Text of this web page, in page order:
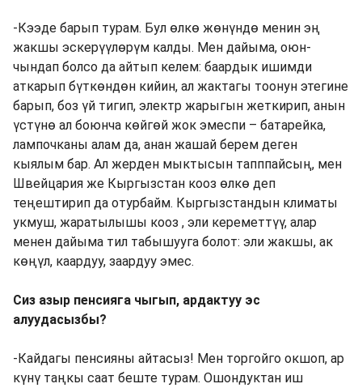
-Кээде барып турам. Бул өлкө жөнүндө менин эң
жакшы эскерүүлөрүм калды. Мен дайыма, оюн-
чындап болсо да айтып келем: баардык ишимди
аткарып бүткөндөн кийин, ал жактагы тоонун этегине
барып, боз үй тигип, электр жарыгын жеткирип, анын
үстүнө ал боюнча көйгөй жок эмеспи – батарейка,
лампочканы алам да, анан жашай берем деген
кыялым бар. Ал жерден мыктысын тапппайсың, мен
Швейцария же Кыргызстан кооз өлкө деп
теңештирип да отурбайм. Кыргызстандын климаты
укмуш, жаратылышы кооз , эли кереметтүү, алар
менен дайыма тил табышууга болот: эли жакшы, ак
көңүл, каардуу, заардуу эмес.
Сиз азыр пенсияга чыгып, ардактуу эс
алуудасызбы?
-Кайдагы пенсияны айтасыз! Мен торгойго окшоп, ар
күнү таңкы саат беште турам. Ошондуктан иш